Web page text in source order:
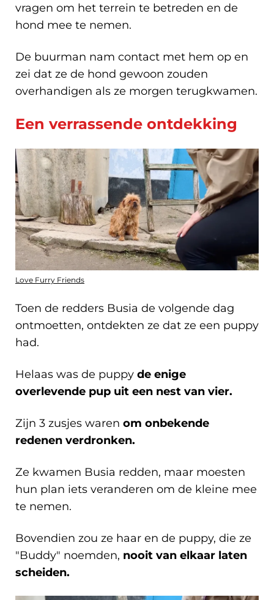
vragen om het terrein te betreden en de
hond mee te nemen.
De buurman nam contact met hem op en
zei dat ze de hond gewoon zouden
overhandigen als ze morgen terugkwamen.
Een verrassende ontdekking
Love Furry Friends
Toen de redders Busia de volgende dag
ontmoetten, ontdekten ze dat ze een puppy
had.
Helaas was de puppy de enige
overlevende pup uit een nest van vier.
Zijn 3 zusjes waren om onbekende
redenen verdronken.
Ze kwamen Busia redden, maar moesten
hun plan iets veranderen om de kleine mee
te nemen.
Bovendien zou ze haar en de puppy, die ze
"Buddy" noemden, nooit van elkaar laten
scheiden.